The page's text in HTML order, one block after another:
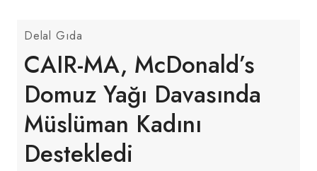
Delal Gıda
CAIR-MA, McDonald’s
Domuz Yağı Davasında
Müslüman Kadını
Destekledi